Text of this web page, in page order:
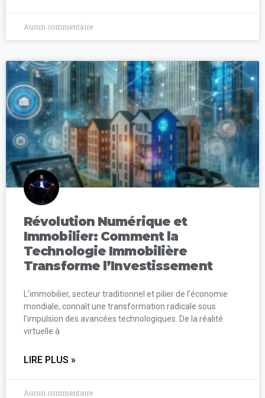
Aucun commentaire
Révolution Numérique et
Immobilier: Comment la
Technologie Immobilière
Transforme l’Investissement
L’immobilier, secteur traditionnel et pilier de l’économie
mondiale, connaît une transformation radicale sous
l’impulsion des avancées technologiques. De la réalité
virtuelle à
LIRE PLUS »
Aucun commentaire